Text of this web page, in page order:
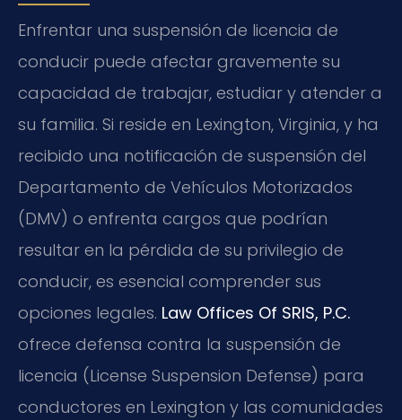
Enfrentar una suspensión de licencia de
conducir puede afectar gravemente su
capacidad de trabajar, estudiar y atender a
su familia. Si reside en Lexington, Virginia, y ha
recibido una notificación de suspensión del
Departamento de Vehículos Motorizados
(DMV) o enfrenta cargos que podrían
resultar en la pérdida de su privilegio de
conducir, es esencial comprender sus
opciones legales. Law Offices Of SRIS, P.C.
ofrece defensa contra la suspensión de
licencia (License Suspension Defense) para
conductores en Lexington y las comunidades